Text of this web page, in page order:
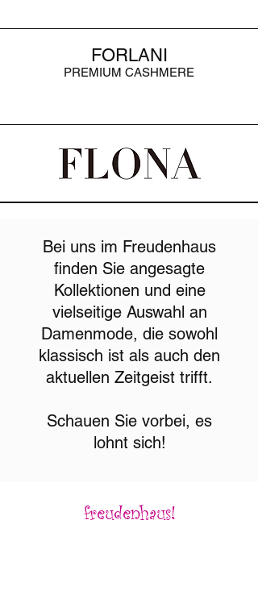
FORLANI
PREMIUM CASHMERE
Bei uns im Freudenhaus
finden Sie angesagte
Kollektionen und eine
vielseitige Auswahl an
Damenmode, die sowohl
klassisch ist als auch den
aktuellen Zeitgeist trifft.
Schauen Sie vorbei, es
lohnt sich!
freudenhaus!